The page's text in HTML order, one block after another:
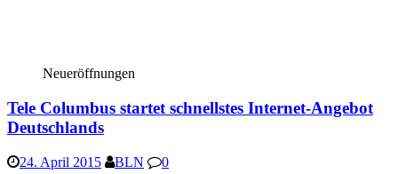
Neueröffnungen
Tele Columbus startet schnellstes Internet-Angebot
Deutschlands
24. April 2015 BLN
0